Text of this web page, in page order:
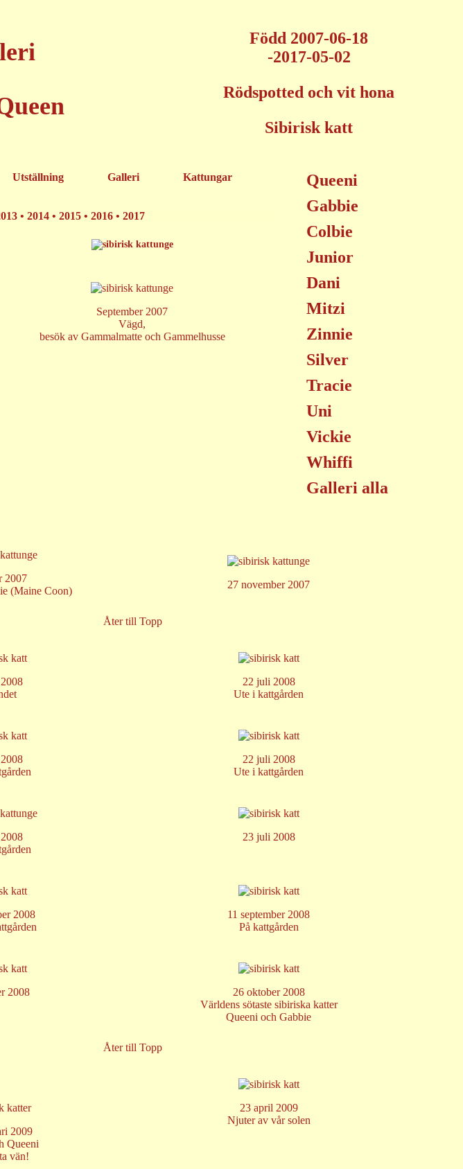
Född 2007-06-18
-2017-05-02
Rödspotted och vit hona
Sibirisk katt
Utställning Galleri
Kattungar
• 2014 • 2015 • 2016 • 2017
September 2007
Vägd,
besök av Gammalmatte och Gammelhusse
Queeni
Gabbie
Colbie
Junior
Dani
Mitzi
Zinnie
Silver
Tracie
Uni
Vickie
Whiffi
Galleri alla
2007
(Maine Coon)
27 november 2007
Åter till Topp
22 juli 2008
Ute i kattgården
22 juli 2008
Ute i kattgården
23 juli 2008
2008
11 september 2008
På kattgården
2008
26 oktober 2008
Världens sötaste sibiriska katter
Queeni och Gabbie
Åter till Topp
2009
Queeni
vän!
23 april 2009
Njuter av vår solen